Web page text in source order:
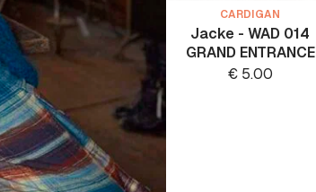
CARDIGAN
Jacke - WAD 014
GRAND ENTRANCE
€ 5.00